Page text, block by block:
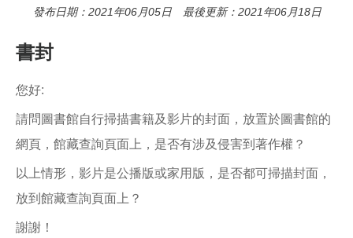
發布日期：2021年06月05日 最後更新：2021年06月18日
書封
您好:
請問圖書館自行掃描書籍及影片的封面，放置於圖書館的
網頁，館藏查詢頁面上，是否有涉及侵害到著作權？
以上情形，影片是公播版或家用版，是否都可掃描封面，
放到館藏查詢頁面上？
謝謝！